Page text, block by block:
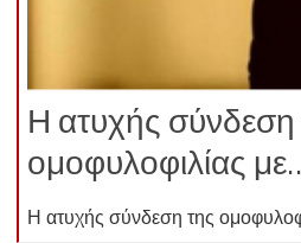
Η ατυχής σύνδεση
ομοφυλοφιλίας
Η ατυχής σύνδεση της